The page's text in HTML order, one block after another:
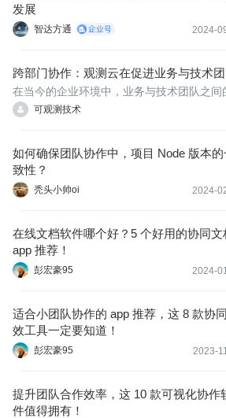
发展
智达方通 2024-
跨部门协作：观测云在促进业务与技术
可观测技术
在当今的企业环境中，业务与技术团队之间
新和提升效率至关重要。观测云平台作为
如何确保团队协作中，项目 Node 版本的
致性？
秃头小帅oi 2024-
在线文档软件哪个好？5 个好用的协同文
app 推荐！
彭宏豪95 2024-
适合小团队协作的 app 推荐，这 8 款协
效工具一定要知道！
彭宏豪95 2023-
提升团队合作效率，这 10 款可视化协作
件值得拥有！